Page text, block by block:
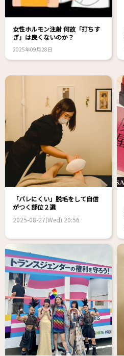
女性ホルモン注射 何故「打ちす
ぎ」は良くないのか？
2025年09月28日
「バレにくい」脱毛をして自信
がつく部位２選
2025-08-27(Wed) 20:56